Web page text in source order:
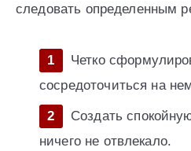
следовать определенным
Четко
сосредоточиться на
Создать
ничего не отвлекало.